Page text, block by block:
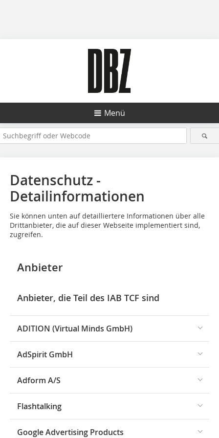
Menü
Datenschutz -
Detailinformationen
Sie können unten auf detailliertere Informationen über alle
Drittanbieter, die auf dieser Webseite implementiert sind,
zugreifen.
Anbieter
Anbieter, die Teil des IAB TCF sind
ADITION (Virtual Minds GmbH)
AdSpirit GmbH
Adform A/S
Flashtalking
Google Advertising Products